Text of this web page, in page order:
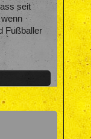
seit
Fußballer